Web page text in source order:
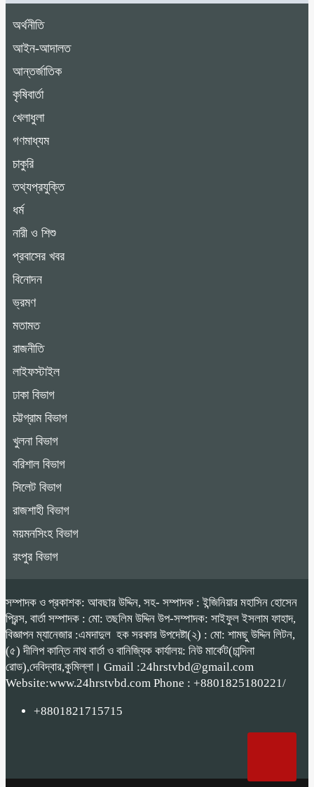
অর্থনীতি
আইন-আদালত
আন্তর্জাতিক
কৃষিবার্তা
খেলাধুলা
গণমাধ্যম
চাকুরি
তথ্যপ্রযুক্তি
ধর্ম
নারী ও শিশু
প্রবাসের খবর
বিনোদন
ভ্রমণ
মতামত
রাজনীতি
লাইফস্টাইল
ঢাকা বিভাগ
চট্টগ্রাম বিভাগ
খুলনা বিভাগ
বরিশাল বিভাগ
সিলেট বিভাগ
রাজশাহী বিভাগ
ময়মনসিংহ বিভাগ
রংপুর বিভাগ
সম্পাদক ও প্রকাশক: আবছার উদ্দিন, সহ- সম্পাদক : ইন্জিনিয়ার মহাসিন হোসেন
প্রিন্স, বার্তা সম্পাদক : মো: তছলিম উদ্দিন উপ-সম্পাদক: সাইফুল ইসলাম ফাহাদ,
বিজ্ঞাপন ম্যানেজার :এমদাদুল হক সরকার উপদেষ্টা(২) : মো: শামছু উদ্দিন লিটন,
(৫) দীলিপ কান্তি নাথ বার্তা ও বানিজ্যিক কার্যালয়: নিউ মার্কেট(চান্দিনা
রোড),দেবিদ্বার,কুমিল্লা। Gmail :24hrstvbd@gmail.com
Website:www.24hrstvbd.com Phone : +8801825180221/
+8801821715715